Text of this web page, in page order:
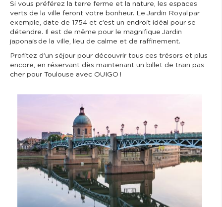
Si vous préférez la terre ferme et la nature, les espaces
verts de la ville feront votre bonheur. Le Jardin Royal par
exemple, date de 1754 et c’est un endroit idéal pour se
détendre. Il est de même pour le magnifique Jardin
japonais de la ville, lieu de calme et de raffinement.
Profitez d’un séjour pour découvrir tous ces trésors et plus
encore, en réservant dès maintenant un billet de train pas
cher pour Toulouse avec OUIGO !